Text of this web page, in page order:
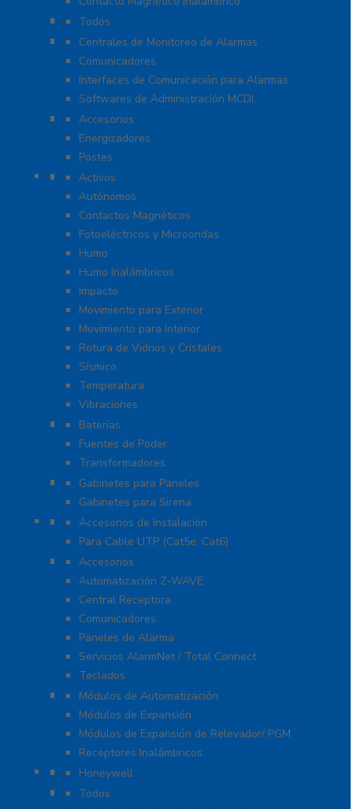
Control de Acceso
Todos
Centrales de Monitoreo
Centrales de Monitoreo de Alarmas
Comunicadores
Interfaces de Comunicación para Alarmas
Softwares de Administración MCDI
Cercas
Accesorios
Energizadores
Postes
Detectores / Sensores
Activos
Autónomos
Contactos Magnéticos
Fotoeléctricos y Microondas
Humo
Humo Inalámbricos
Impacto
Movimiento para Exterior
Movimiento para Interior
Rotura de Vidrios y Cristales
Sísmico
Temperatura
Vibraciones
Energía
Baterías
Fuentes de Poder
Transformadores
Gabinetes y Carcasas
Gabinetes para Paneles
Gabinetes para Sirena
Herramientas
Accesorios de Instalación
Para Cable UTP (Cat5e, Cat6)
Honeywell Total Connect
Accesorios
Automatización Z-WAVE
Central Receptora
Comunicadores
Paneles de Alarma
Servicios AlarmNet / Total Connect
Teclados
Módulos de Expansión
Módulos de Automatización
Módulos de Expansión
Módulos de Expansión de Relevador/ PGM
Receptores Inalámbricos
Megafonía y Audioevacuación
Honeywell
Paneles de Alarma
Todos